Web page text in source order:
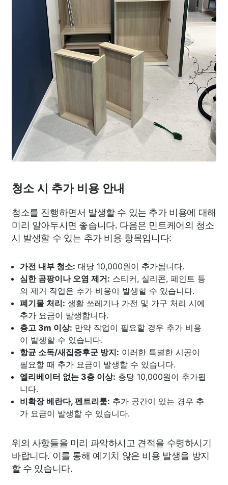
청소 시 추가 비용 안내
청소를 진행하면서 발생할 수 있는 추가 비용에 대해
미리 알아두시면 좋습니다. 다음은 민트케어의 청소
시 발생할 수 있는 추가 비용 항목입니다:
가전 내부 청소: 대당 10,000원이 추가됩니다.
심한 곰팡이나 오염 제거: 스티커, 실리콘, 페인트 등
의 제거 작업은 추가 비용이 발생할 수 있습니다.
폐기물 처리: 생활 쓰레기나 가전 및 가구 처리 시에
추가 요금이 발생합니다.
층고 3m 이상: 만약 작업이 필요할 경우 추가 비용
이 발생할 수 있습니다.
항균 소독/새집증후군 방지: 이러한 특별한 시공이
필요할 때 추가 요금이 발생할 수 있습니다.
엘리베이터 없는 3층 이상: 층당 10,000원이 추가됩
니다.
비확장 베란다, 펜트리룸: 추가 공간이 있는 경우 추
가 요금이 발생할 수 있습니다.
위의 사항들을 미리 파악하시고 견적을 수령하시기
바랍니다. 이를 통해 예기치 않은 비용 발생을 방지
할 수 있습니다.